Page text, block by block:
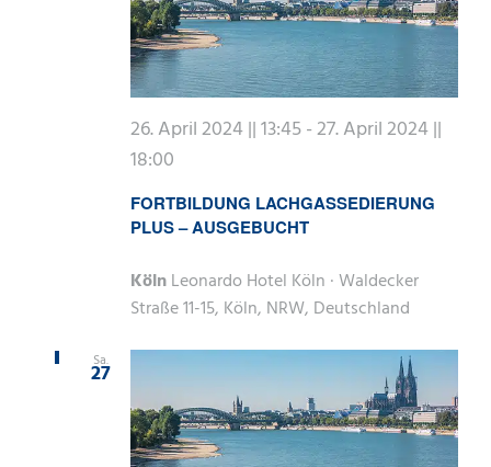
FORTBILDUNG LACHGASSEDIERUNG
PLUS – AUSGEBUCHT
26. April 2024 || 13:45-27. April 2024 ||
18:00
KölnLeonardo Hotel Köln · Waldecker
Straße 11-15, Köln, NRW, Deutschland
Sa.
27